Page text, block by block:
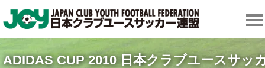
ADIDAS CUP 2010 日本クラブユースサッ